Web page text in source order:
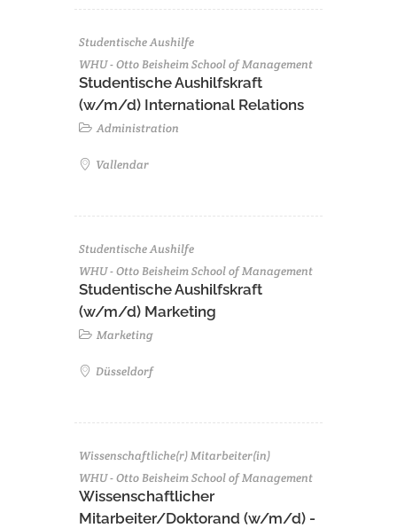
Studentische Aushilfe
WHU - Otto Beisheim School of Management
Studentische Aushilfskraft
(w/m/d) International Relations
Administration
Vallendar
Studentische Aushilfe
WHU - Otto Beisheim School of Management
Studentische Aushilfskraft
(w/m/d) Marketing
Marketing
Düsseldorf
Wissenschaftliche(r) Mitarbeiter(in)
WHU - Otto Beisheim School of Management
Wissenschaftlicher
Mitarbeiter/Doktorand (w/m/d) -